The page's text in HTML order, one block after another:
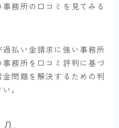
務所の口コミを見てみる
過払い金請求に強い事務所
務所を口コミ評判に基づ
問題を解決するための判
。